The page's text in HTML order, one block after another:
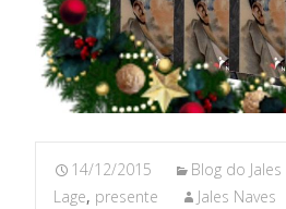
14/12/2015 Blog do Jales
Lage, presente Jales Naves